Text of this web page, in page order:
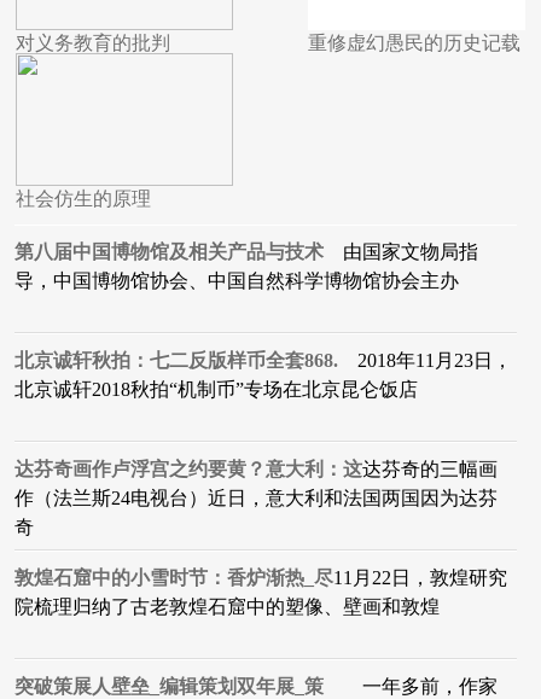
对义务教育的批判
社会仿生的原理
重修虚幻愚民的历史记载
第八届中国博物馆及相关产品与技术 由国家文物局指
导，中国博物馆协会、中国自然科学博物馆协会主办
北京诚轩秋拍：七二反版样币全套868. 2018年11月23日，
北京诚轩2018秋拍“机制币”专场在北京昆仑饭店
达芬奇画作卢浮宫之约要黄？意大利：这达芬奇的三幅画
作（法兰斯24电视台）近日，意大利和法国两国因为达芬
奇
敦煌石窟中的小雪时节：香炉渐热_尽11月22日，敦煌研究
院梳理归纳了古老敦煌石窟中的塑像、壁画和敦煌
突破策展人壁垒_编辑策划双年展_策 一年多前，作家